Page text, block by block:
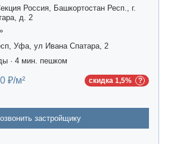
Россия, Башкортостан Респ., г.
д. 2
Уфа, ул Ивана Спатара, 2
· 4 мин. пешком
₽/м² скидка 1,5%
застройщику